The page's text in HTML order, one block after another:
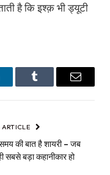
है कि इश्क़ भी ड्यूटी
Tumblr Email
ARTICLE
की बात है शायरी – जब
सबसे बड़ा कहानीकार हो